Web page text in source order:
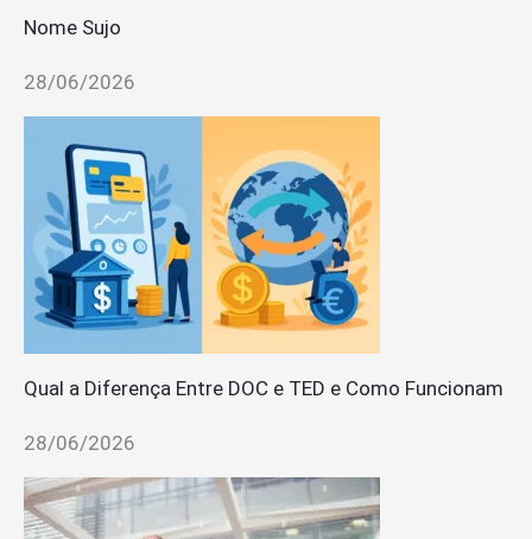
Nome Sujo
28/06/2026
Qual a Diferença Entre DOC e TED e Como Funcionam
28/06/2026